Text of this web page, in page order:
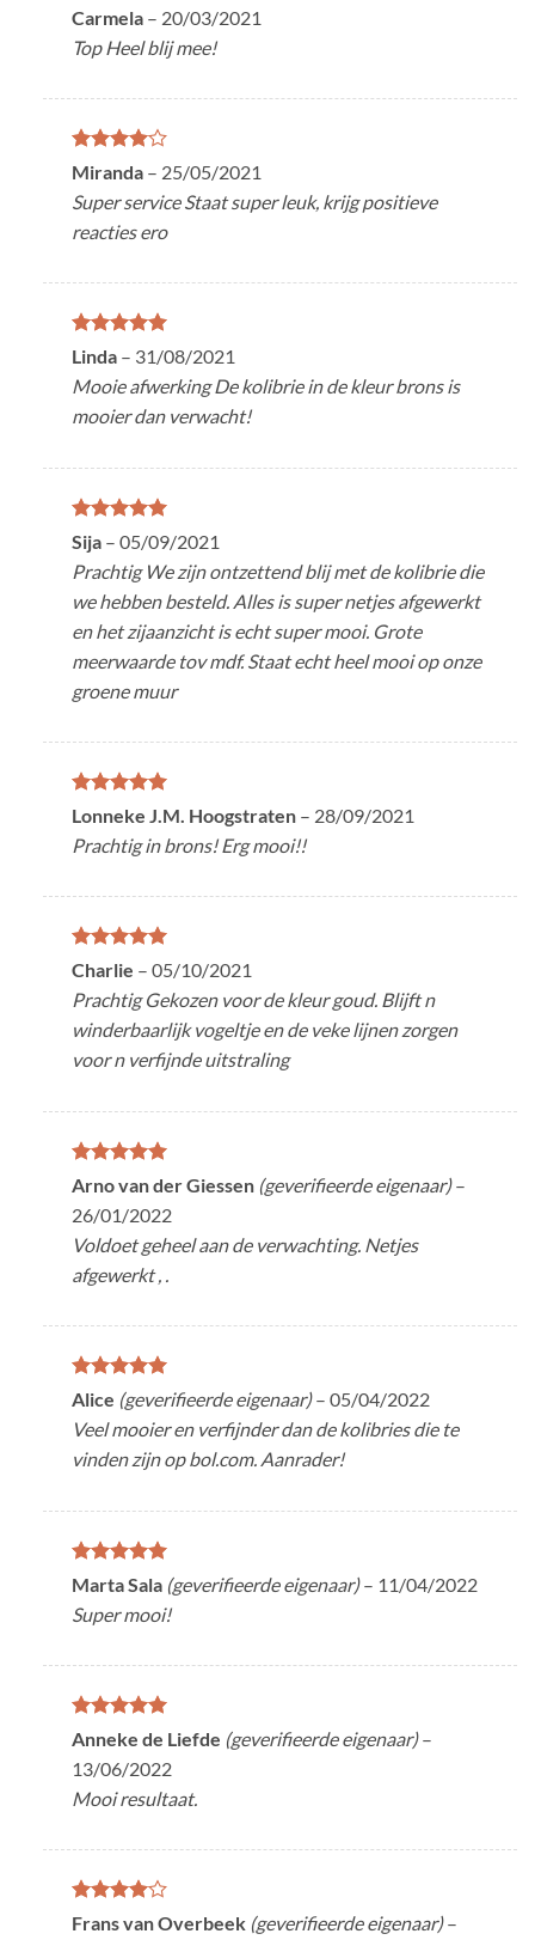
Gewaardeerd
5uit 5
Carmela – 20/03/2021
Top Heel blij mee!
Gewaardeerd
4 uit 5
Miranda – 25/05/2021
Super service Staat super leuk, krijg positieve
reacties ero
Gewaardeerd
5uit 5
Linda – 31/08/2021
Mooie afwerking De kolibrie in de kleur brons is
mooier dan verwacht!
Gewaardeerd
5uit 5
Sija – 05/09/2021
Prachtig We zijn ontzettend blij met de kolibrie die
we hebben besteld. Alles is super netjes afgewerkt
en het zijaanzicht is echt super mooi. Grote
meerwaarde tov mdf. Staat echt heel mooi op onze
groene muur
Gewaardeerd
5uit 5
Lonneke J.M. Hoogstraten – 28/09/2021
Prachtig in brons! Erg mooi!!
Gewaardeerd
5uit 5
Charlie – 05/10/2021
Prachtig Gekozen voor de kleur goud. Blijft n
winderbaarlijk vogeltje en de veke lijnen zorgen
voor n verfijnde uitstraling
Gewaardeerd
5 uit 5
Arno van der Giessen (geverifieerde eigenaar) –
26/01/2022
Voldoet geheel aan de verwachting. Netjes
afgewerkt , .
Gewaardeerd
5 uit 5
Alice (geverifieerde eigenaar) – 05/04/2022
Veel mooier en verfijnder dan de kolibries die te
vinden zijn op bol.com. Aanrader!
Gewaardeerd
5 uit 5
Marta Sala (geverifieerde eigenaar) – 11/04/2022
Super mooi!
Gewaardeerd
5 uit 5
Anneke de Liefde (geverifieerde eigenaar) –
13/06/2022
Mooi resultaat.
Gewaardeerd
4 uit 5
Frans van Overbeek (geverifieerde eigenaar) –